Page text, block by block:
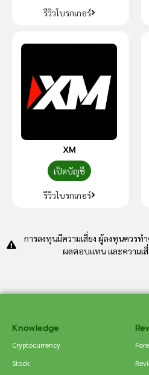
รีวิวโบรกเกอร์
XM
เปิดบัญชี
รีวิวโบรกเกอร์
การลงทุนมีความเสี่ยง ผู้ลงทุนควรท
ผลตอบแทน และความเ
Knowledge
Cryptocurrency
Stock